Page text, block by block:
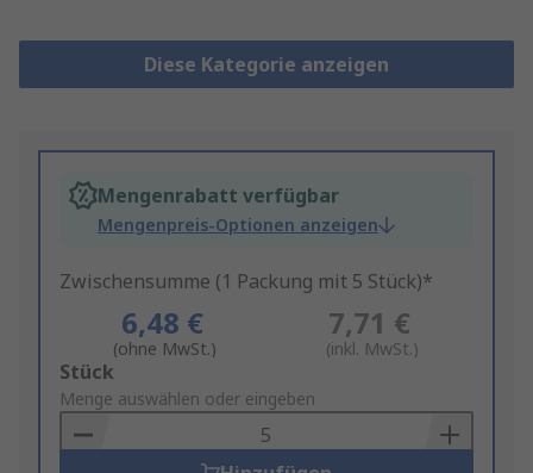
Diese Kategorie anzeigen
Mengenrabatt verfügbar
Mengenpreis-Optionen anzeigen
Zwischensumme (1 Packung mit 5 Stück)*
6,48 €
(ohne MwSt.)
7,71 €
(inkl. MwSt.)
Add
to
Basket
Stück
Menge auswählen oder eingeben